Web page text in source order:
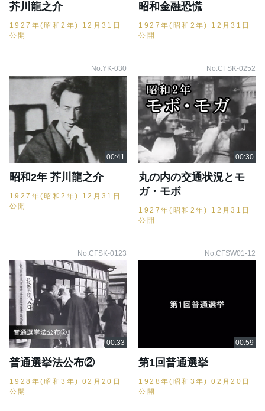
芥川龍之介
1927年(昭和2年) 12月31日
公開
昭和金融恐慌
1927年(昭和2年) 12月31日
公開
No.YK-030
昭和2年 芥川龍之介
1927年(昭和2年) 12月31日
公開
No.CFSK-0252
丸の内の交通状況とモ
ガ・モボ
1927年(昭和2年) 12月31日
公開
No.CFSK-0123
普通選挙法公布②
1928年(昭和3年) 02月20日
公開
No.CFSW01-12
第1回普通選挙
1928年(昭和3年) 02月20日
公開